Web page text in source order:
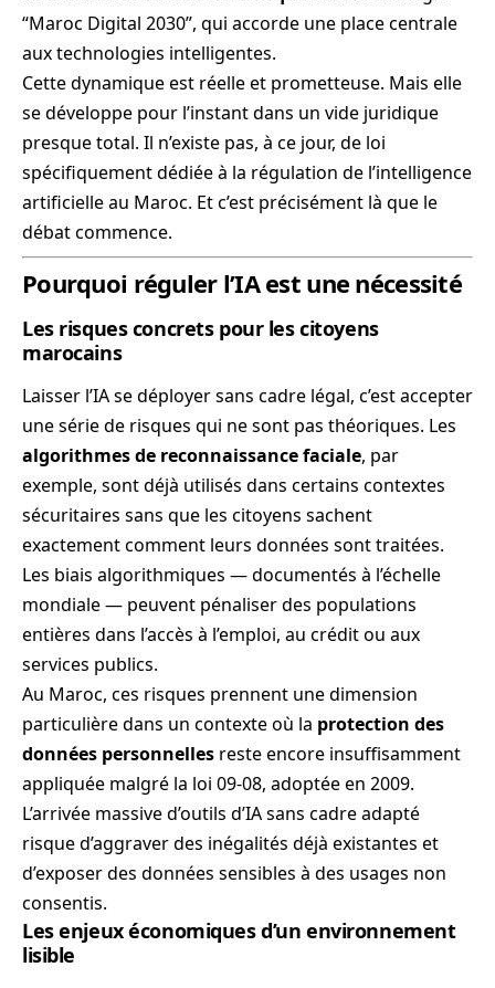
“Maroc Digital 2030”, qui accorde une place centrale
aux technologies intelligentes.
Cette dynamique est réelle et prometteuse. Mais elle
se développe pour l’instant dans un vide juridique
presque total. Il n’existe pas, à ce jour, de loi
spécifiquement dédiée à la régulation de l’intelligence
artificielle au Maroc. Et c’est précisément là que le
débat commence.
Pourquoi réguler l’IA est une nécessité
Les risques concrets pour les citoyens
marocains
Laisser l’IA se déployer sans cadre légal, c’est accepter
une série de risques qui ne sont pas théoriques. Les
algorithmes de reconnaissance faciale, par
exemple, sont déjà utilisés dans certains contextes
sécuritaires sans que les citoyens sachent
exactement comment leurs données sont traitées.
Les biais algorithmiques — documentés à l’échelle
mondiale — peuvent pénaliser des populations
entières dans l’accès à l’emploi, au crédit ou aux
services publics.
Au Maroc, ces risques prennent une dimension
particulière dans un contexte où la protection des
données personnelles reste encore insuffisamment
appliquée malgré la loi 09-08, adoptée en 2009.
L’arrivée massive d’outils d’IA sans cadre adapté
risque d’aggraver des inégalités déjà existantes et
d’exposer des données sensibles à des usages non
consentis.
Les enjeux économiques d’un environnement
lisible